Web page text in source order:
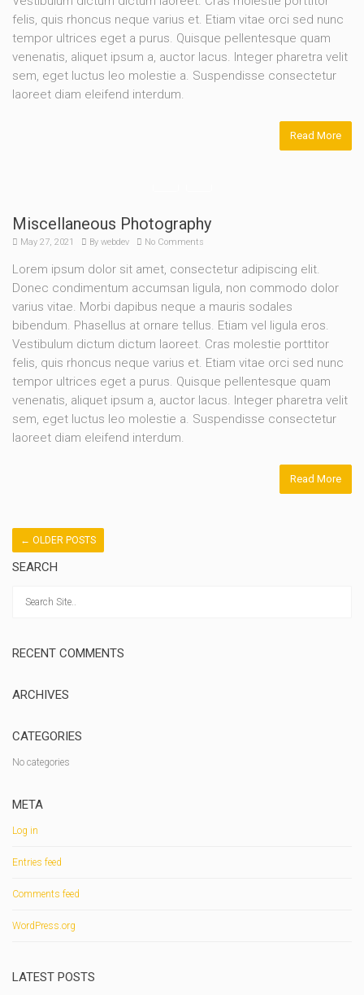
felis, quis rhoncus neque varius et. Etiam vitae orci sed nunc
tempor ultrices eget a purus. Quisque pellentesque quam
venenatis, aliquet ipsum a, auctor lacus. Integer pharetra velit
sem, eget luctus leo molestie a. Suspendisse consectetur
laoreet diam eleifend interdum.
Read More
Miscellaneous Photography
May 27, 2021 By webdev No Comments
Lorem ipsum dolor sit amet, consectetur adipiscing elit.
Donec condimentum accumsan ligula, non commodo dolor
varius vitae. Morbi dapibus neque a mauris sodales
bibendum. Phasellus at ornare tellus. Etiam vel ligula eros.
Vestibulum dictum dictum laoreet. Cras molestie porttitor
felis, quis rhoncus neque varius et. Etiam vitae orci sed nunc
tempor ultrices eget a purus. Quisque pellentesque quam
venenatis, aliquet ipsum a, auctor lacus. Integer pharetra velit
sem, eget luctus leo molestie a. Suspendisse consectetur
laoreet diam eleifend interdum.
Read More
← OLDER POSTS
SEARCH
RECENT COMMENTS
ARCHIVES
CATEGORIES
No categories
META
Log in
Entries feed
Comments feed
WordPress.org
LATEST POSTS